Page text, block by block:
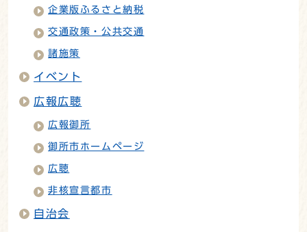
企業版ふるさと納税
交通政策・公共交通
諸施策
イベント
広報広聴
広報御所
御所市ホームページ
広聴
非核宣言都市
自治会